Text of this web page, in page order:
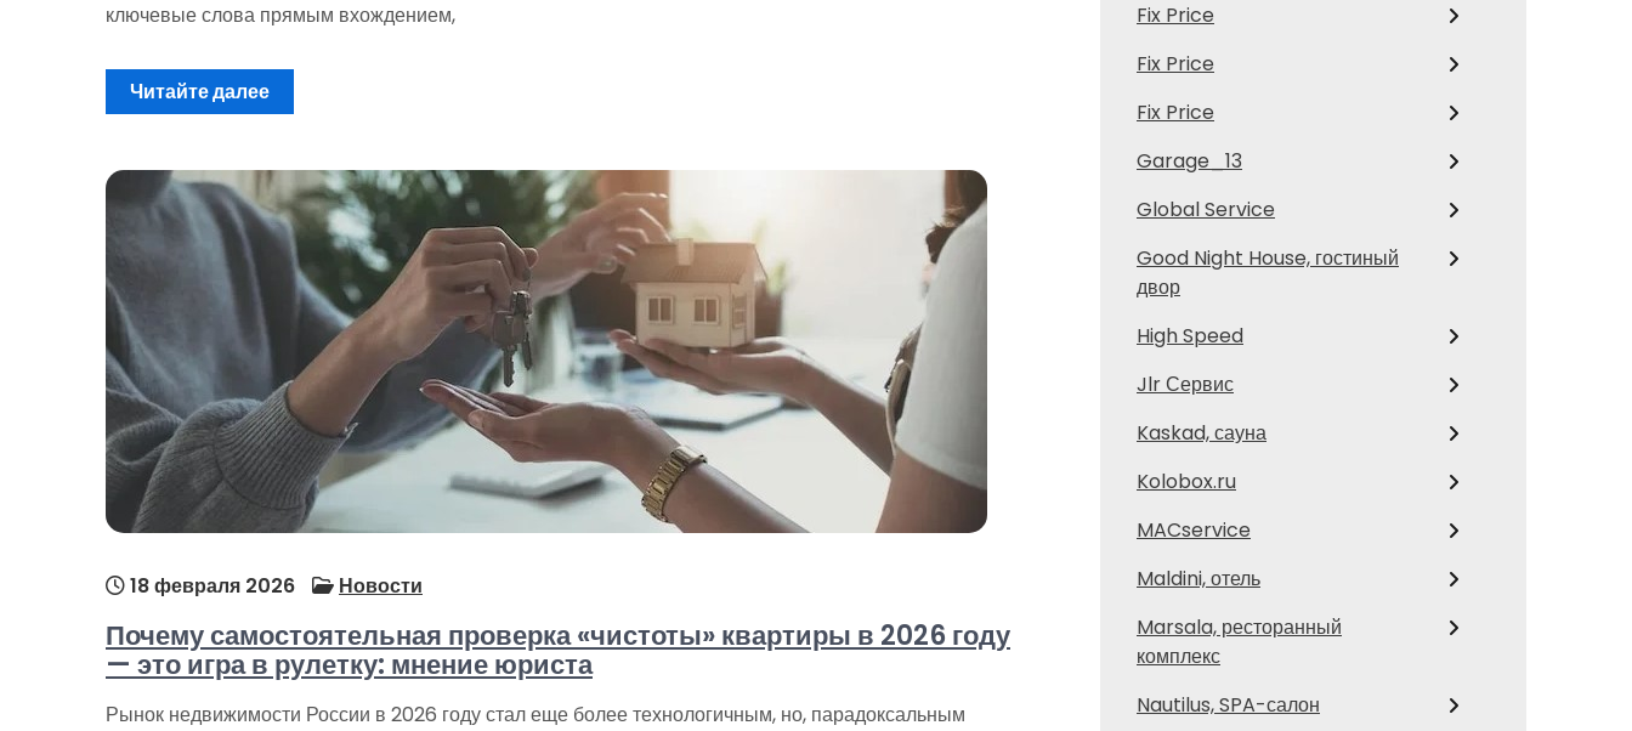
ключевые слова прямым вхождением,
Читайте далее
18 февраля 2026 Новости
Почему самостоятельная проверка «чистоты» квартиры в 2026 году
— это игра в рулетку: мнение юриста
Рынок недвижимости России в 2026 году стал еще более технологичным, но, парадоксальным
Fix Price
Fix Price
Fix Price
Garage_13
Global Service
Good Night House, гостиный
двор
High Speed
Jlr Сервис
Kaskad, сауна
Kolobox.ru
MACservice
Maldini, отель
Marsala, ресторанный
комплекс
Nautilus, SPA-салон